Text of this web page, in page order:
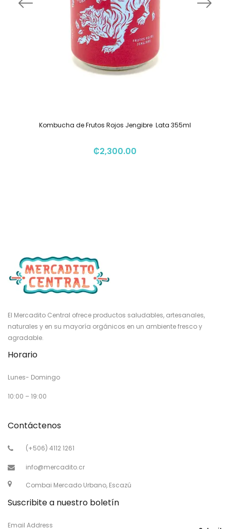
Kombucha de Frutos Rojos Jengibre  Lata 355ml
₡2,300.00
El Mercadito Central ofrece productos saludables, artesanales,
naturales y en su mayoría orgánicos en un ambiente fresco y
agradable.
Horario
Lunes- Domingo
10:00 – 19:00
Contáctenos
(+506) 4112 1261
info@mercadito.cr
Combai Mercado Urbano, Escazú
Suscribite a nuestro boletín
Email Address